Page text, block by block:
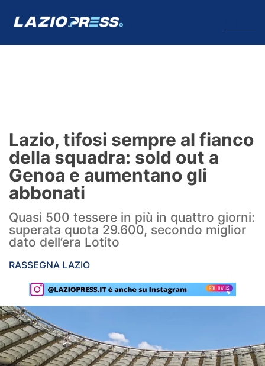
Formello
Infortuni
Primavera
Calciomercato
Rassegna Lazio
Social
Calcio
Serie A
Lazio, tifosi sempre al fianco
della squadra: sold out a
Genoa e aumentano gli
abbonati
Quasi 500 tessere in più in quattro giorni:
superata quota 29.600, secondo miglior
dato dell’era Lotito
RASSEGNA LAZIO